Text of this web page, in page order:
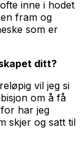
inne i hodet
fram og
som er
ditt?
vil jeg si
om å få
har jeg
skjer og satt til